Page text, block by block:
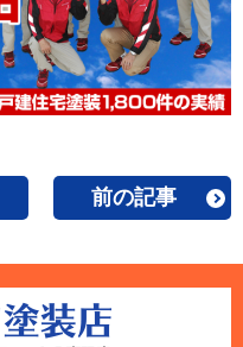
前の記事